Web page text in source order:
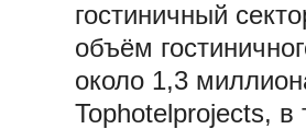
гостиничный
объём
около 1,3
Tophotelprojects, в